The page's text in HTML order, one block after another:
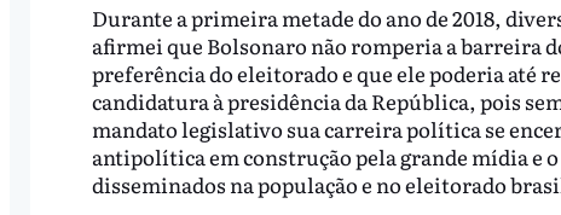
Durante a primeira metade do ano de 2018,
afirmei que Bolsonaro não romperia a barreira
preferência do eleitorado e que ele poderia até
candidatura à presidência da República, pois
mandato legislativo sua carreira política se
antipolítica em construção pela grande mídia e
disseminados na população e no eleitorado